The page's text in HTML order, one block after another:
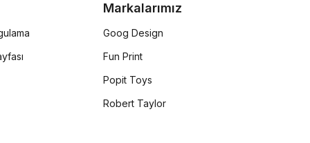
Markalarımız
Goog Design
Fun Print
Popit Toys
Robert Taylor